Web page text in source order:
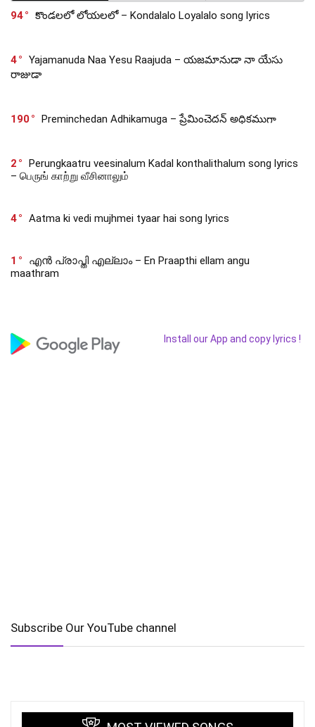
94
కొండలలో లోయలలో – Kondalalo Loyalalo song lyrics
4
Yajamanuda Naa Yesu Raajuda – యజమానుడా నా యేసు
రాజుడా
190 Preminchedan Adhikamuga – ప్రేమించెదన్ అధికముగా
2
Perungkaatru veesinalum Kadal konthalithalum song lyrics
– பெருங் காற்று வீசினாலும்
4 Aatma ki vedi mujhmei tyaar hai song lyrics
1
എൻ പ്രാപ്തി എല്ലാം – En Praapthi ellam angu
maathram
Install our App and copy lyrics !
Subscribe Our YouTube channel